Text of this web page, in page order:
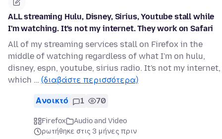
ALL streaming Hulu, Disney, Sirius, Youtube stall while
I'm watching. It's not my internet. They work on Safari
All of my streaming services stall on Firefox in the
middle of watching regardless of what I'm on hulu,
disney, espn, youtube, sirius radio. It's not my internet,
which … (διαβάστε περισσότερα)
Ανοικτό 1 70
Firefox
Audio and Video
ρωτήθηκε στις 3 μήνες πριν